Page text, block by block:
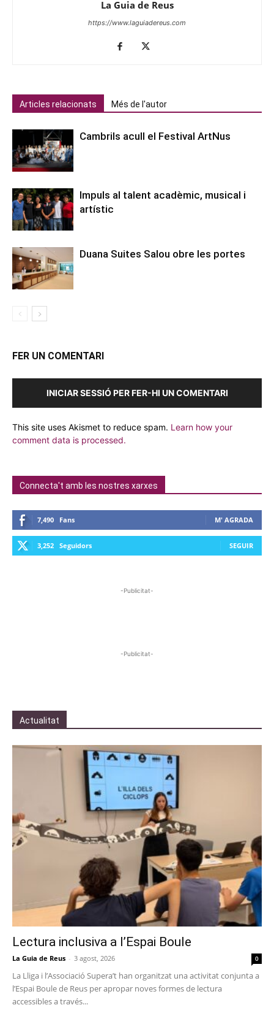
La Guia de Reus
https://www.laguiadereus.com
Articles relacionats Més de l'autor
Cambrils acull el Festival ArtNus
Impuls al talent acadèmic, musical i
artístic
Duana Suites Salou obre les portes
FER UN COMENTARI
INICIAR SESSIÓ PER FER-HI UN COMENTARI
This site uses Akismet to reduce spam. Learn how your
comment data is processed.
Connecta't amb les nostres xarxes
7,490 Fans M' AGRADA
3,252 Seguidors SEGUIR
-Publicitat-
-Publicitat-
Actualitat
Lectura inclusiva a l’Espai Boule
La Guia de Reus - 3 agost, 2026 0
La Lliga i l’Associació Supera’t han organitzat una activitat conjunta a
l’Espai Boule de Reus per apropar noves formes de lectura
accessibles a través...